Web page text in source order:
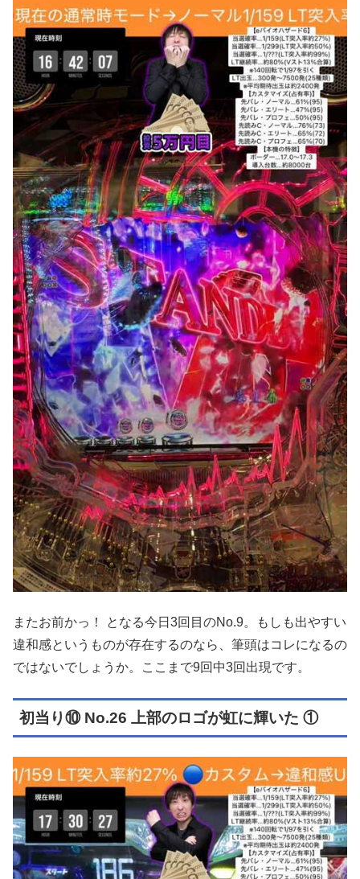
またお前かっ！ となる今日3回目のNo.9。もしも出やすい
違和感というものが存在するのなら、筆頭はコレになるの
ではないでしょうか。ここまで9回中3回出現です。
初当り⑩ No.26 上部のロゴが虹に輝いた ①